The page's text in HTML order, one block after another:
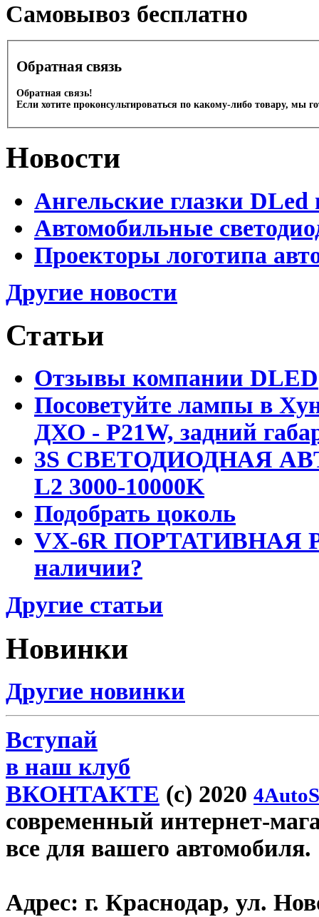
Cамовывоз бесплатно
Обратная связь
Обратная связь!
Если хотите проконсультироваться по какому-либо товару, мы
Новости
Ангельские глазки DLed
Автомобильные
Проекторы логотипа
Другие новости
Статьи
Отзывы компании DLED
Посоветуйте лампы в
ДХО - P21W, задний
3S СВЕТОДИОДНАЯ
L2 3000-10000K
Подобрать цоколь
VX-6R ПОРТАТИВНАЯ
наличии?
Другие статьи
Новинки
Другие новинки
Вступай
в наш клуб
ВКОНТАКТЕ (c) 2020
современный интернет-
все для вашего автомобиля.
Адрес: г. Краснодар, ул.